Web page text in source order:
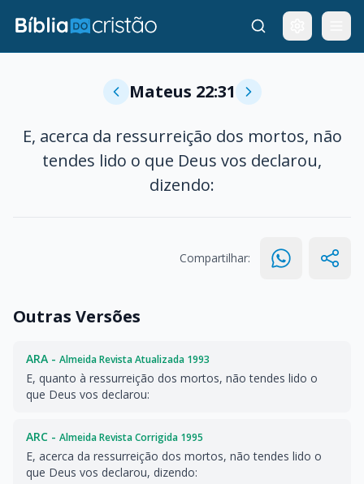
Mateus 22:31
E, acerca da ressurreição dos mortos, não
tendes lido o que Deus vos declarou,
dizendo:
Compartilhar:
Outras Versões
ARA - Almeida Revista Atualizada 1993
E, quanto à ressurreição dos mortos, não tendes lido o
que Deus vos declarou:
ARC - Almeida Revista Corrigida 1995
E, acerca da ressurreição dos mortos, não tendes lido o
que Deus vos declarou, dizendo: